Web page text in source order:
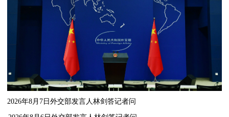
2026年8月7日外交部发言人林剑答记者问